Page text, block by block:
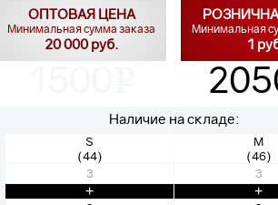
ОПТОВАЯ ЦЕНА
Минимальная сумма заказа
20 000 руб.
Минимальная
1
Наличие на складе:
S
(44)
M
(46)
3
+
3
+